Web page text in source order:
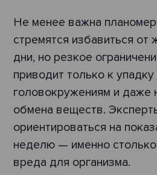
Не менее важна
стремятся избавиться от
дни, но резкое
приводит только к упадку
головокружениям и даже
обмена веществ.
ориентироваться на
неделю — именно
вреда для организма.